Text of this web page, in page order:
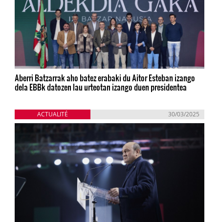
Aberri Batzarrak aho batez erabaki du Aitor Esteban izango
dela EBBk datozen lau urteotan izango duen presidentea
ACTUALITÉ 30/03/2025